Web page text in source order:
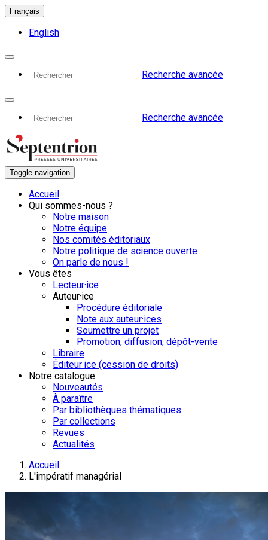
Français
English
Recherche avancée
Recherche avancée
Toggle navigation
Accueil
Qui sommes-nous ?
Notre maison
Notre équipe
Nos comités éditoriaux
Notre politique de science ouverte
On parle de nous !
Vous êtes
Lecteur·ice
Auteur·ice
Procédure éditoriale
Note aux auteur·ices
Soumettre un projet
Promotion, diffusion, dépôt-vente
Libraire
Éditeur·ice (cession de droits)
Notre catalogue
Nouveautés
À paraître
Par bibliothèques thématiques
Par collections
Revues
Actualités
Accueil
L'impératif managérial